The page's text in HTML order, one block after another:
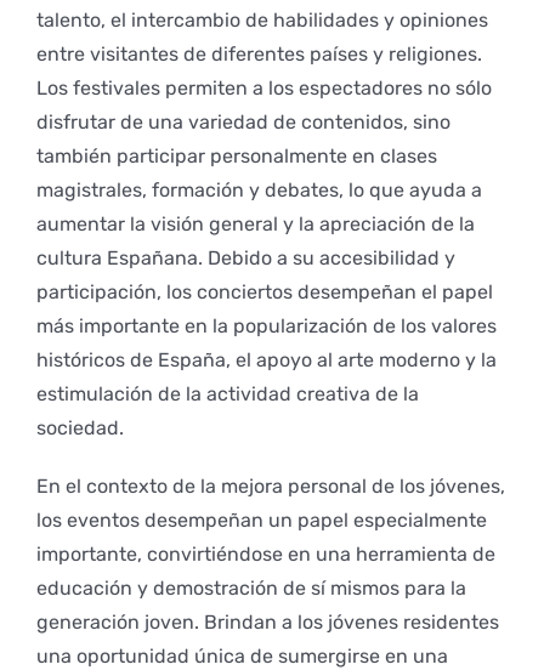
talento, el intercambio de habilidades y opiniones
entre visitantes de diferentes países y religiones.
Los festivales permiten a los espectadores no sólo
disfrutar de una variedad de contenidos, sino
también participar personalmente en clases
magistrales, formación y debates, lo que ayuda a
aumentar la visión general y la apreciación de la
cultura Españana. Debido a su accesibilidad y
participación, los conciertos desempeñan el papel
más importante en la popularización de los valores
históricos de España, el apoyo al arte moderno y la
estimulación de la actividad creativa de la
sociedad.
En el contexto de la mejora personal de los jóvenes,
los eventos desempeñan un papel especialmente
importante, convirtiéndose en una herramienta de
educación y demostración de sí mismos para la
generación joven. Brindan a los jóvenes residentes
una oportunidad única de sumergirse en una